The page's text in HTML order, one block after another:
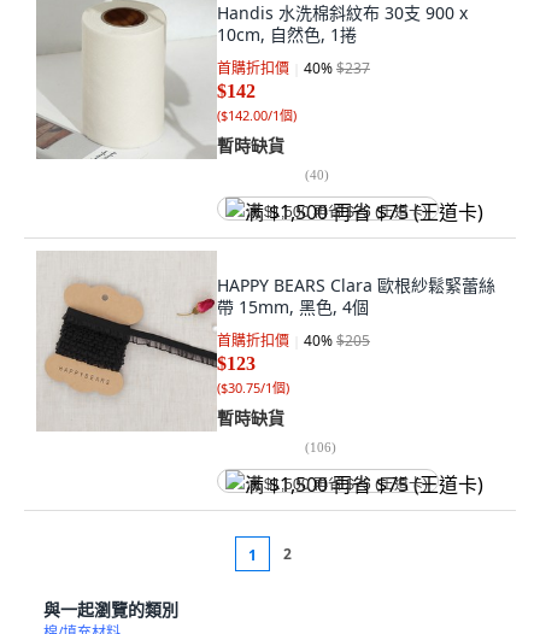
Handis 水洗棉斜紋布 30支 900 x
10cm, 自然色, 1捲
首購折扣價 40%$237
$142
($142.00/1個)
暫時缺貨
(40)
满 $1,500 再省 $75 (王道卡)
HAPPY BEARS Clara 歐根紗鬆緊蕾絲
帶 15mm, 黑色, 4個
首購折扣價 40%$205
$123
($30.75/1個)
暫時缺貨
(106)
满 $1,500 再省 $75 (王道卡)
1 2
與一起瀏覽的類別